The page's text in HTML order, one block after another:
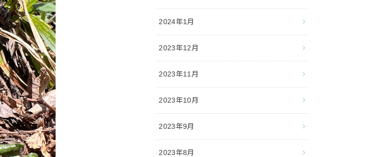
2024年1月
2023年12月
2023年11月
2023年10月
2023年9月
2023年8月